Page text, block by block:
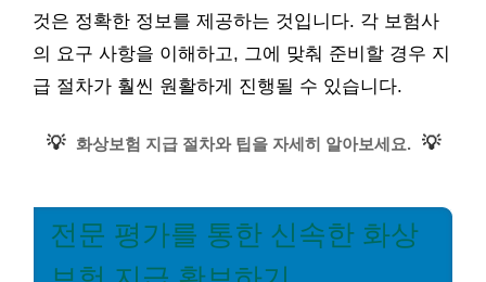
것은 정확한 정보를 제공하는 것입니다. 각 보험사
의 요구 사항을 이해하고, 그에 맞춰 준비할 경우 지
급 절차가 훨씬 원활하게 진행될 수 있습니다.
💡 화상보험 지급 절차와 팁을 자세히 알아보세요. 💡
전문 평가를 통한 신속한 화상